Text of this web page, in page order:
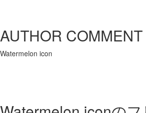
AUTHOR COMMENT
Watermelon icon